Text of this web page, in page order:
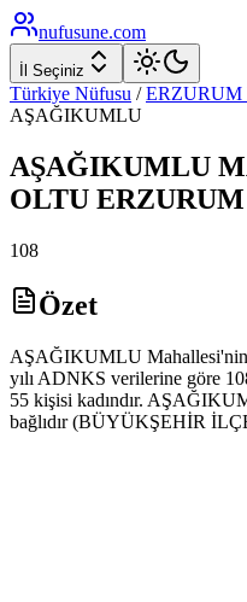
nufusune.com
İl Seçiniz
Türkiye Nüfusu / ERZURUM
AŞAĞIKUMLU
AŞAĞIKUMLU
OLTU ERZURUM
108
Özet
AŞAĞIKUMLU
yılı ADNKS verilerine göre
55 kişisi kadındır.
bağlıdır (BÜYÜKŞEHİR